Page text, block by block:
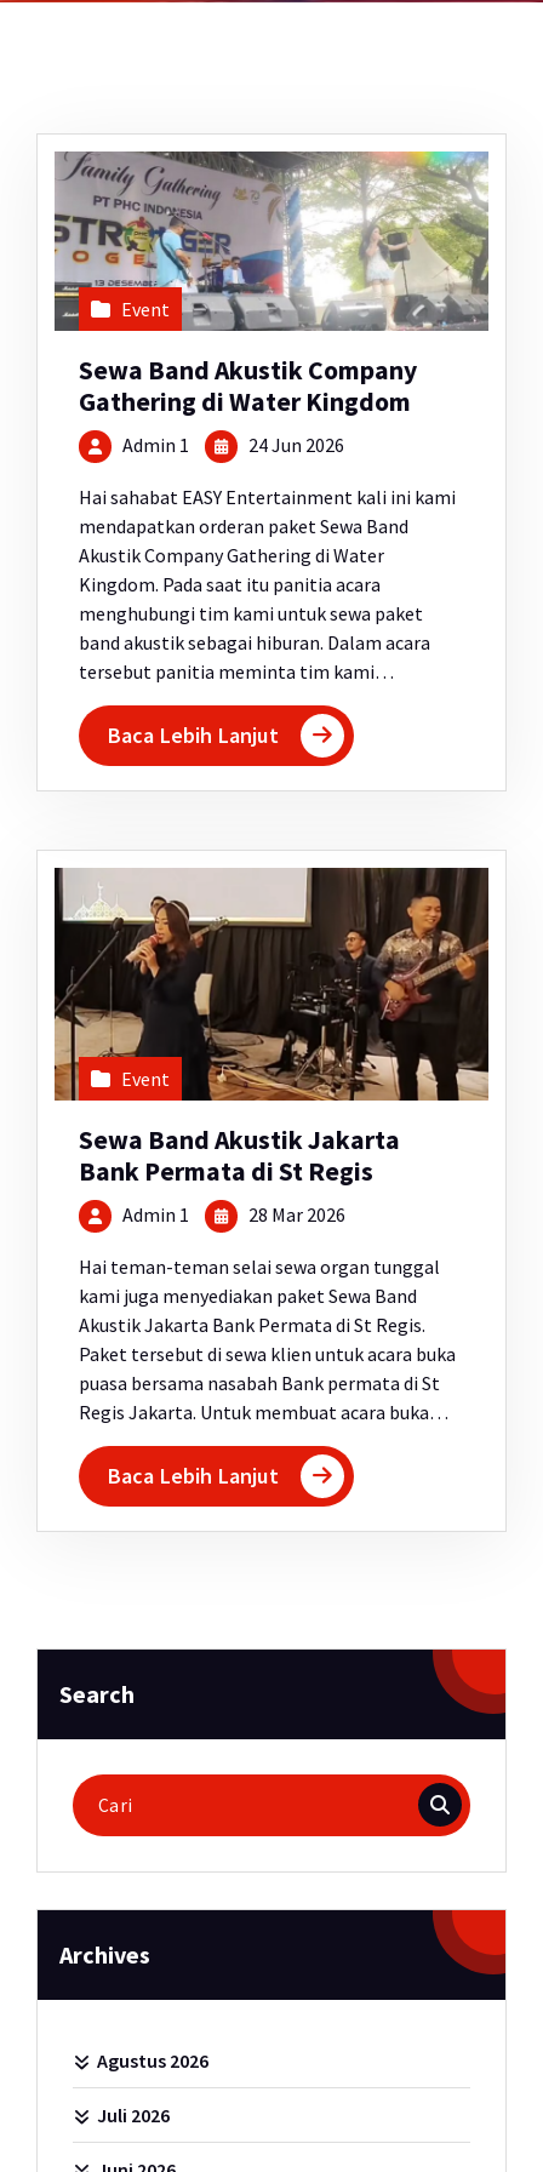
Event
Sewa Band Akustik Company
Gathering di Water Kingdom
Admin 1 24 Jun 2026
Hai sahabat EASY Entertainment kali ini kami
mendapatkan orderan paket Sewa Band
Akustik Company Gathering di Water
Kingdom. Pada saat itu panitia acara
menghubungi tim kami untuk sewa paket
band akustik sebagai hiburan. Dalam acara
tersebut panitia meminta tim kami…
Baca Lebih Lanjut
Event
Sewa Band Akustik Jakarta
Bank Permata di St Regis
Admin 1 28 Mar 2026
Hai teman-teman selai sewa organ tunggal
kami juga menyediakan paket Sewa Band
Akustik Jakarta Bank Permata di St Regis.
Paket tersebut di sewa klien untuk acara buka
puasa bersama nasabah Bank permata di St
Regis Jakarta. Untuk membuat acara buka…
Baca Lebih Lanjut
Search
Pencarian
untuk:
Archives
Agustus 2026
Juli 2026